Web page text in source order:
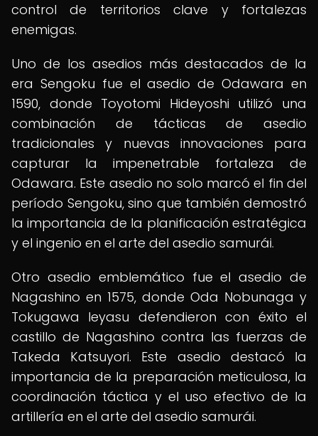
control de territorios clave y fortalezas
enemigas.
Uno de los asedios más destacados de la
era Sengoku fue el asedio de Odawara en
1590, donde Toyotomi Hideyoshi utilizó una
combinación de tácticas de asedio
tradicionales y nuevas innovaciones para
capturar la impenetrable fortaleza de
Odawara. Este asedio no solo marcó el fin del
período Sengoku, sino que también demostró
la importancia de la planificación estratégica
y el ingenio en el arte del asedio samurái.
Otro asedio emblemático fue el asedio de
Nagashino en 1575, donde Oda Nobunaga y
Tokugawa Ieyasu defendieron con éxito el
castillo de Nagashino contra las fuerzas de
Takeda Katsuyori. Este asedio destacó la
importancia de la preparación meticulosa, la
coordinación táctica y el uso efectivo de la
artillería en el arte del asedio samurái.